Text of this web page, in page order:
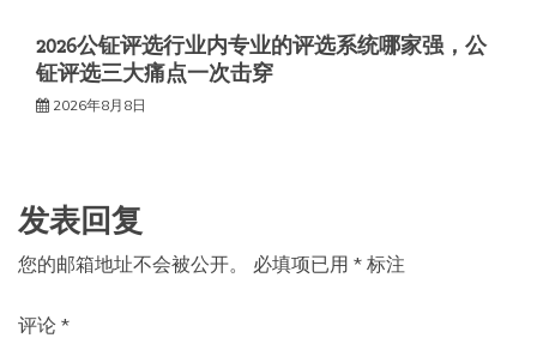
2026公钲评选行业内专业的评选系统哪家强，公
钲评选三大痛点一次击穿
2026年8月8日
发表回复
您的邮箱地址不会被公开。 必填项已用 * 标注
评论 *